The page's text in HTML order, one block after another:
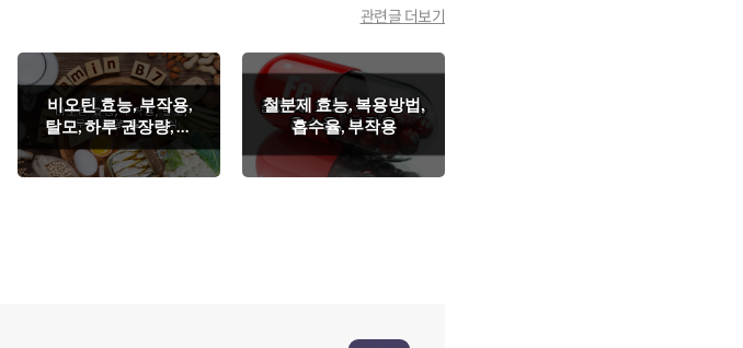
관련글 더보기
비오틴 효능, 부작용,
탈모, 하루 권장량, 많
은 음식
철분제 효능, 복용방법,
흡수율, 부작용